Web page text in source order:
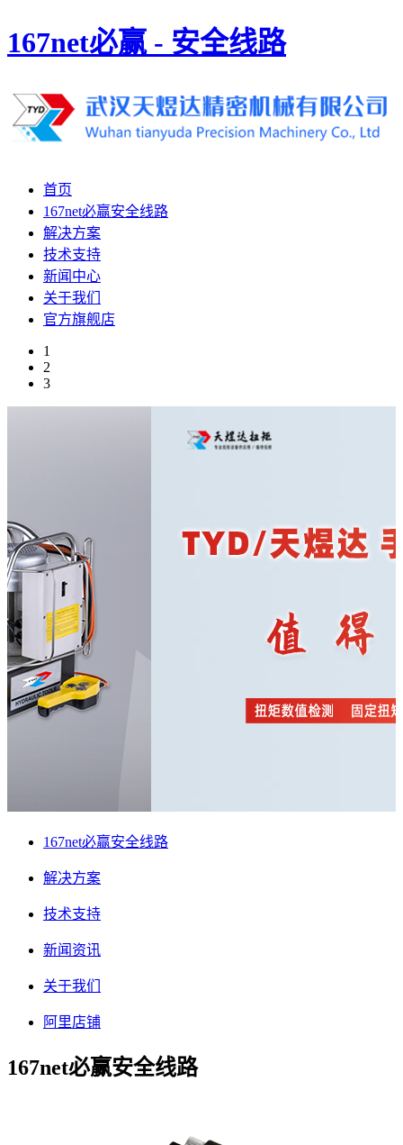
167net必赢 - 安全线路
首页
167net必赢安全线路
解决方案
技术支持
新闻中心
关于我们
官方旗舰店
1
2
3
167net必赢安全线路
解决方案
技术支持
新闻资讯
关于我们
阿里店铺
167net必赢安全线路